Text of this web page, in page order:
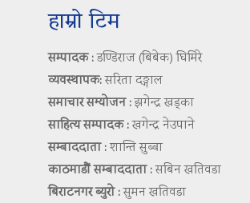
हाम्रो टिम
सम्पादक :डण्डिराज (बिबेक) घिमिरे
व्यवस्थापक:सरिता दङ्गाल
समाचार सम्योजन :झगेन्द्र खड्का
साहित्य सम्पादक :खगेन्द्र नेउपाने
सम्बाददाता :शान्ति सुब्बा
काठमाडौं सम्बाददाता :सबिन खतिवडा
बिराटनगर ब्युरो :सुमन खतिवडा